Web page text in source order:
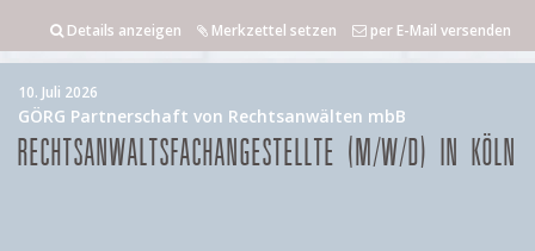
Details anzeigen Merkzettel setzen per E-Mail versenden
10. Juli 2026
GÖRG Partnerschaft von Rechtsanwälten mbB
RECHTSANWALTSFACHANGESTELLTE (M/W/D) IN KÖLN